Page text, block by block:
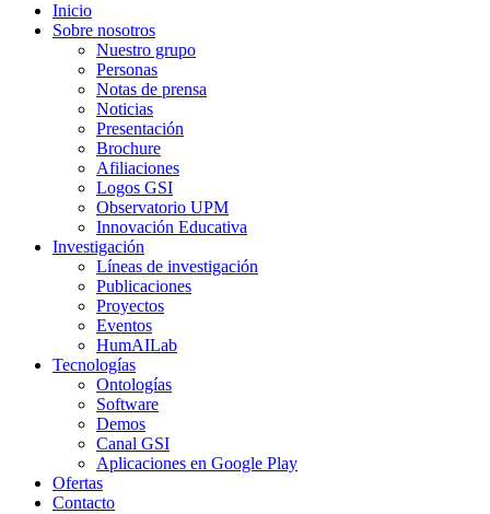
Inicio
Sobre nosotros
Nuestro grupo
Personas
Notas de prensa
Noticias
Presentación
Brochure
Afiliaciones
Logos GSI
Observatorio UPM
Innovación Educativa
Investigación
Líneas de investigación
Publicaciones
Proyectos
Eventos
HumAILab
Tecnologías
Ontologías
Software
Demos
Canal GSI
Aplicaciones en Google Play
Ofertas
Contacto